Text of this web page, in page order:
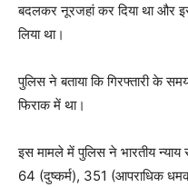
बदलकर नूरजहां कर दिया था और
लिया था।
पुलिस ने बताया कि गिरफ्तारी के
फिराक में था।
इस मामले में पुलिस ने भारतीय
64 (दुष्कर्म), 351 (आपराधिक